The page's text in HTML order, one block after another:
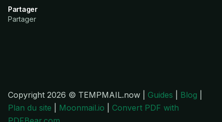
Partager
Partager
Copyright 2026 © TEMPMAIL.now | Guides Blog
Plan du site
Moonmail.io
Convert PDF with